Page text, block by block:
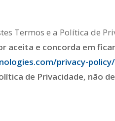
Termos e a Política de
aceita e concorda em
privacy-
de Privacidade, não